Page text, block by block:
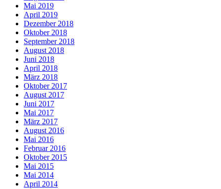
Mai 2019
April 2019
Dezember 2018
Oktober 2018
September 2018
August 2018
Juni 2018
April 2018
März 2018
Oktober 2017
August 2017
Juni 2017
Mai 2017
März 2017
August 2016
Mai 2016
Februar 2016
Oktober 2015
Mai 2015
Mai 2014
April 2014